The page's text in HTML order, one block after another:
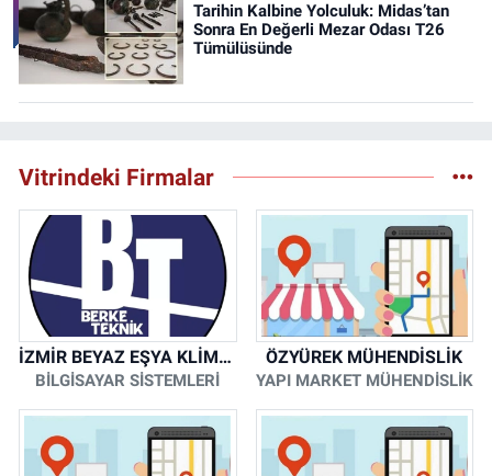
Tarihin Kalbine Yolculuk: Midas’tan
Sonra En Değerli Mezar Odası T26
Tümülüsünde
Vitrindeki Firmalar
İZMİR BEYAZ EŞYA KLİMA KOMBİ SERVİSİ
BİLGİSAYAR SİSTEMLERİ
ÖZYÜREK MÜHENDİSLİK
YAPI MARKET MÜHENDİSLİK